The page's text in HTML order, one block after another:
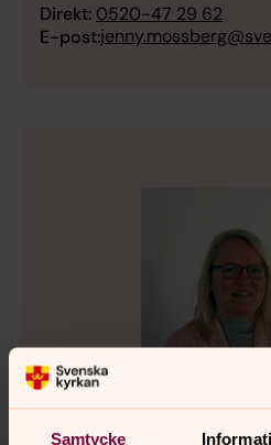
Samtycke
Direkt: 0520-47 29 62
E-post: